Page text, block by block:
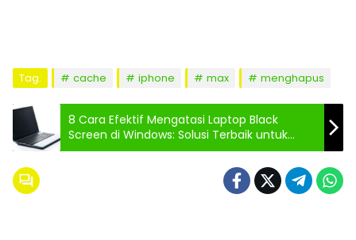
Tag: cache iphone max menghapus
8 Cara Efektif Mengatasi Laptop Black
Screen di Windows: Solusi Terbaik untuk
Masalah Layar Hitam